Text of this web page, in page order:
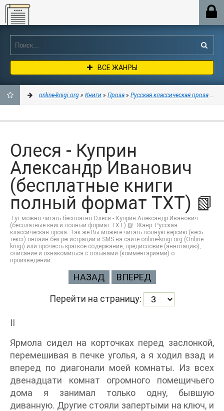
Online-knigi.org
ВСЕ ЖАНРЫ
ЗАКЛАДКИ
online-knigi.org » Книги » Проза » Русская классическая проза »
Олеся - Куприн
Александр Иванович
(бесплатные книги
полный формат TXT) 📗
Тут можно читать бесплатно Олеся - Куприн Александр Иванович
(бесплатные книги полный формат TXT) 📗. Жанр: Русская
классическая проза. Так же Вы можете читать полную версию (весь
текст) онлайн без регистрации и SMS на сайте online-knigi.org (Online
knigi) или прочесть краткое содержание, предисловие (аннотацию),
описание и ознакомиться с отзывами (комментариями) о
произведении.
НАЗАД ВПЕРЕД
Перейти на страницу:
II
Ярмола сидел на корточках перед заслонкой,
перемешивая в печке уголья, а я ходил взад и
вперед по диагонали моей комнаты. Из всех
двенадцати комнат огромного помещичьего
дома я занимал только одну, бывшую
диванную. Другие стояли запертыми на ключ, и